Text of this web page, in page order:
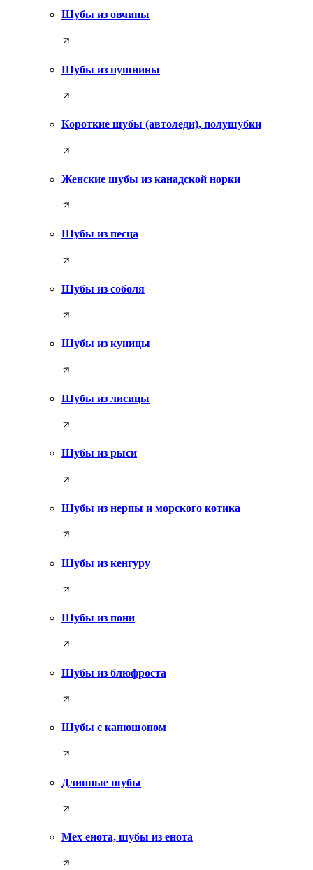
Шубы из овчины
Шубы из пушнины
Короткие шубы (автоледи), полушубки
Женские шубы из канадской норки
Шубы из песца
Шубы из соболя
Шубы из куницы
Шубы из лисицы
Шубы из рыси
Шубы из нерпы и морского котика
Шубы из кенгуру
Шубы из пони
Шубы из блюфроста
Шубы с капюшоном
Длинные шубы
Мех енота, шубы из енота